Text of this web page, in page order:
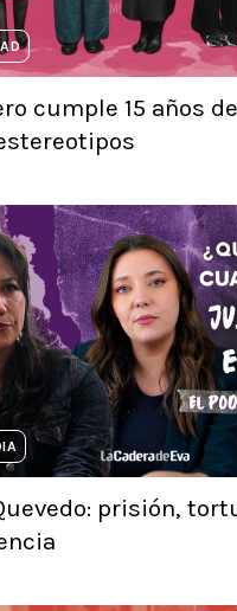
cumple 15 años
prisión,